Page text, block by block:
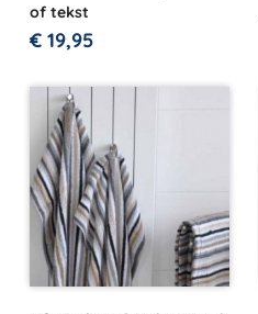
of tekst
€ 19,95